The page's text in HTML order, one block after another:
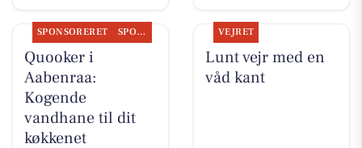
SPONSORERET SPONSORERET INDHOLD
Quooker i
Aabenraa:
Kogende
vandhane til dit
køkkenet
VEJRET
Lunt vejr med en
våd kant